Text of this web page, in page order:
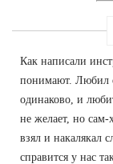
Как написали
понимают. Любил
одинаково, и
не желает, но сам-
взял и накалякал
справится у нас